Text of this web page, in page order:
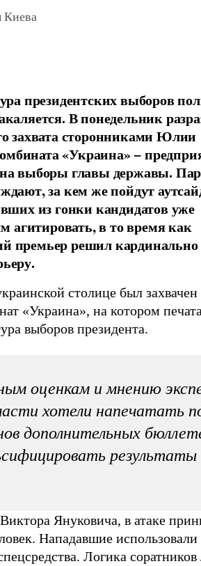
Киева
президентских выборов
В понедельник
захвата сторонниками Юлии
«Украина» −
выборы главы державы.
за кем же пойдут
из гонки кандидатов уже
агитировать, в то время как
премьер решил кардинально
столице был захвачен
«Украина», на котором
выборов президента.
оценкам и мнению
хотели напечатать
дополнительных
результаты
Януковича, в атаке
Нападавшие использовали
Логика соратников